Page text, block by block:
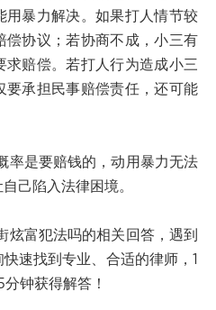
用暴力解决。如果打人情节较
偿协议；若协商不成，小三有
赔偿。若打人行为造成小三
要承担民事赔偿责任，还可能
是要赔钱的，动用暴力无法
己陷入法律困境。
富犯法吗的相关回答，遇到
速找到专业、合适的律师，1
钟获得解答！